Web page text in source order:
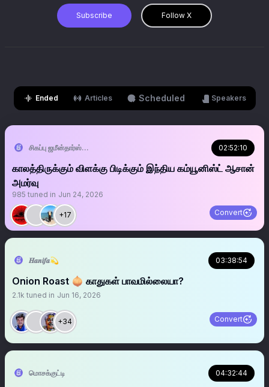
Subscribe Follow X
Ended Articles Scheduled Speakers
சிகப்பு ஜமீன்தார்ஸ்🚩 02:52:10
காலத்திருக்கும் விளக்கு பிடிக்கும் இந்திய கம்யூனிஸ்ட் ஆசான்
அமர்வு
985 tuned in Jun 24, 2026
+17 Convert
𝑯𝒂𝒏𝒊𝒇𝒂💫 03:38:54
Onion Roast 🧅 காதுகள் பாவமில்லையா?
2.1k tuned in Jun 16, 2026
+34 Convert
மொசக்குட்டி 04:32:44